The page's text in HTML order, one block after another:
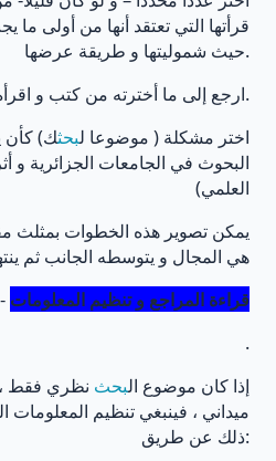
قرأتها التي تعتقد أنها من أولى
حيث شموليتها و طريقة عرضها.
ارجع إلى ما أخترته من كتب و اقرأه قراءة ناقدة.8.
9.اختر مشكلة ( موضوعا لبحثك) كأن
البحوث في الجامعات الجزائرية و
العلمي)
يمكن تصوير هذه الخطوات بمثلث
هي المجال و يتوسطه الجانب ثم
- قراءة المراجع و تنظيم المعلومات
.
إذا كان موضوع البحث نظري فقط ،
ميداني ، فينبغي تنظيم المعلومات
ذلك عن طريق: